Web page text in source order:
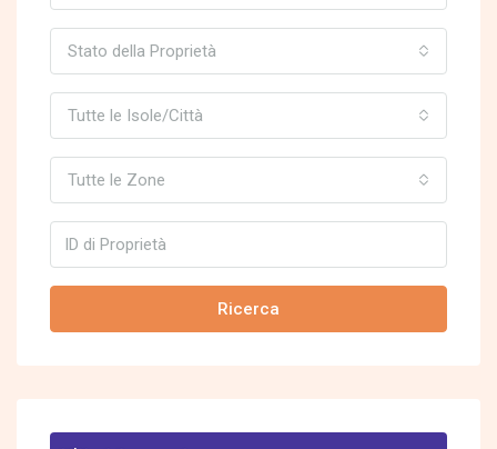
Stato della Proprietà
Tutte le Isole/Città
Tutte le Zone
Ricerca